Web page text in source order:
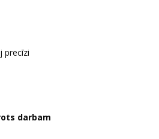
precīzi
darbam